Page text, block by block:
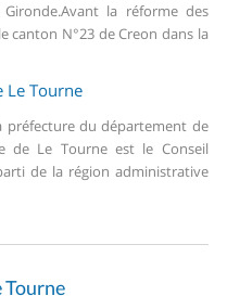
Avant la réforme des
canton N°23 de Creon dans la
Le Tourne
préfecture du département de
de Le Tourne est le Conseil
de la région administrative
Tourne